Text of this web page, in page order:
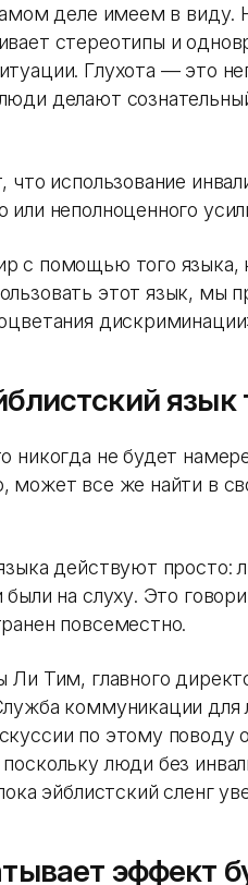
деле имеем в виду.
стереотипы и
Глухота — это
делают
что использование
или неполноценного
с помощью того языка,
этот язык, мы
язык
никогда не будет
может все же найти в
действуют просто:
были на слуху. Это
повсеместно.
Ли Тим, главного
коммуникации
по этому поводу
люди без
эйблистский сленг
эффект